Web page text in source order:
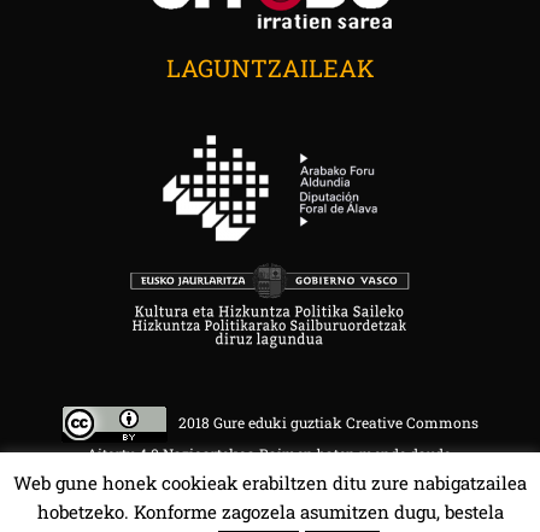
LAGUNTZAILEAK
2018 Gure eduki guztiak Creative Commons
Aitortu 4.0 Nazioartekoa Baimen baten mende daude.
Web gune honek cookieak erabiltzen ditu zure nabigatzailea
hobetzeko. Konforme zagozela asumitzen dugu, bestela